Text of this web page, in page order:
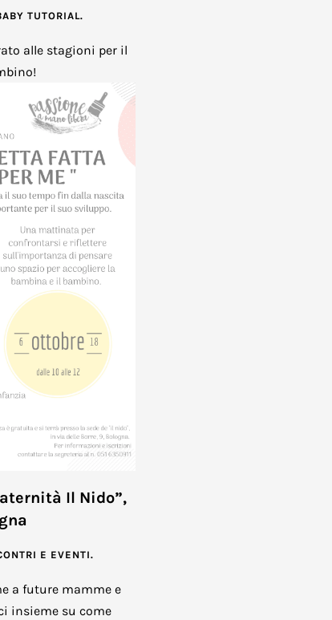
TUTORIAL.
alle stagioni per il
Il Nido”,
E EVENTI.
a future mamme e
insieme su come